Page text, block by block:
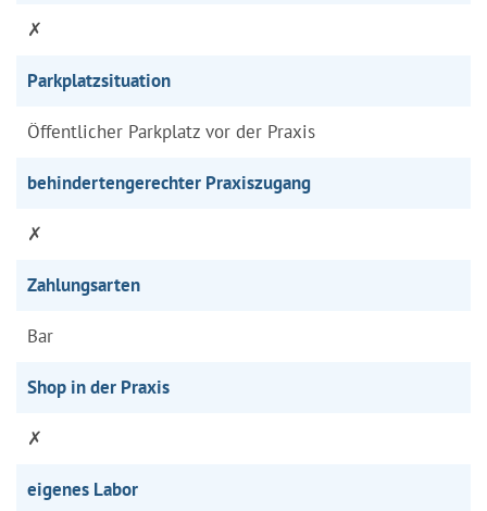
✗
Parkplatzsituation
Öffentlicher Parkplatz vor der Praxis
behindertengerechter Praxiszugang
✗
Zahlungsarten
Bar
Shop in der Praxis
✗
eigenes Labor